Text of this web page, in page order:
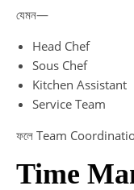
যেমন—
Head Chef
Sous Chef
Kitchen Assistant
Service Team
ফলে Team
Time